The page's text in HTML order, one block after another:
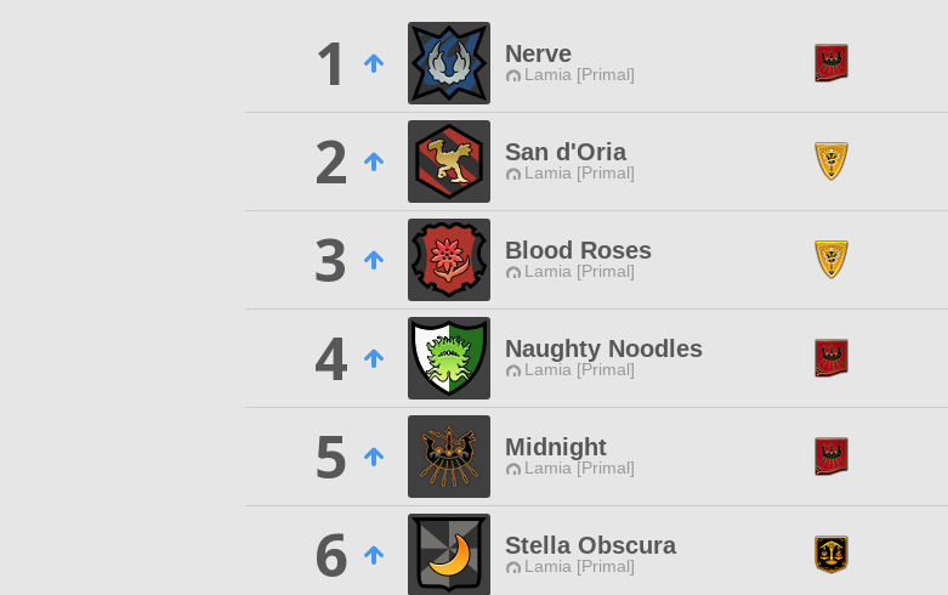
1 Nerve
Lamia [Primal]
2
San d'Oria
Lamia [Primal]
3
Blood Roses
Lamia [Primal]
4
Naughty Noodles
Lamia [Primal]
5
Midnight
Lamia [Primal]
6
Stella Obscura
Lamia [Primal]